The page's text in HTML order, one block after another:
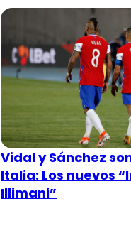
Vidal y Sánchez
Italia: Los nuevos
Illimani”